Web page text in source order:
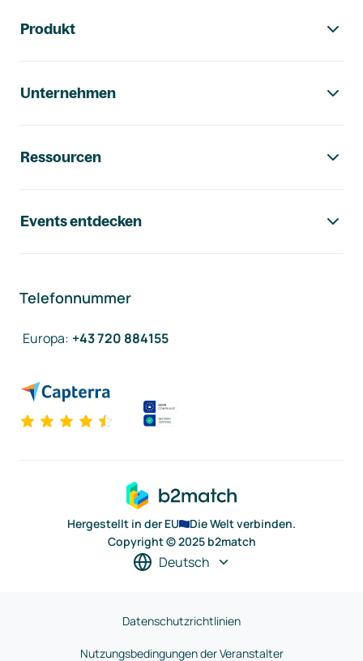
Produkt
Unternehmen
Ressourcen
Events entdecken
Telefonnummer
Europa: +43 720 884155
Hergestellt in der EU
Die Welt verbinden.
Copyright © 2025 b2match
Deutsch
Datenschutzrichtlinien
Nutzungsbedingungen der Veranstalter